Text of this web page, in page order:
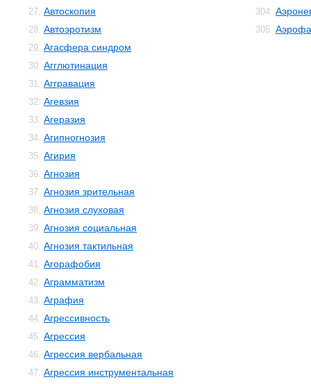
27. Автоскопия
28. Автоэротизм
29. Агасфера синдром
30. Агглютинация
31. Аггравация
32. Агевзия
33. Агеразия
34. Агипногнозия
35. Агирия
36. Агнозия
37. Агнозия зрительная
38. Агнозия слуховая
39. Агнозия социальная
40. Агнозия тактильная
41. Агорафобия
42. Аграмматизм
43. Аграфия
44. Агрессивность
45. Агрессия
46. Агрессия вербальная
47. Агрессия инструментальная
304.
305.